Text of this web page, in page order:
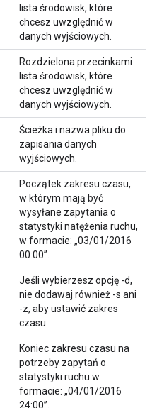
lista środowisk, które
chcesz uwzględnić w
danych wyjściowych.
Rozdzielona przecinkami
lista środowisk, które
chcesz uwzględnić w
danych wyjściowych.
Ścieżka i nazwa pliku do
zapisania danych
wyjściowych.
Początek zakresu czasu,
w którym mają być
wysyłane zapytania o
statystyki natężenia ruchu,
w formacie: „03/01/2016
00:00”.
Jeśli wybierzesz opcję -d,
nie dodawaj również -s ani
-z, aby ustawić zakres
czasu.
Koniec zakresu czasu na
potrzeby zapytań o
statystyki ruchu w
formacie: „04/01/2016
24:00”.